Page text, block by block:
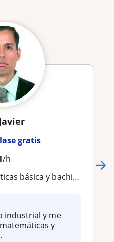
gratis
/h
básica y bachillerato
industrial y me
y